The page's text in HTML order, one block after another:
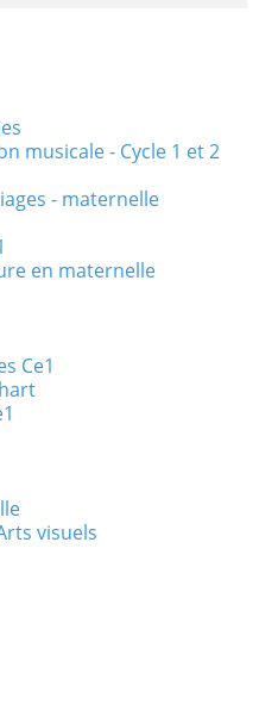
musicale - Cycle 1 et 2
- maternelle
en maternelle
Ce1
visuels